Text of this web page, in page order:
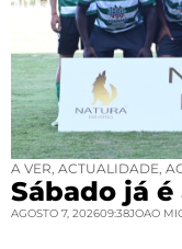
A VER ACTUALIDADE
Sábado já
AGOSTO 7, 202609:38JOAO